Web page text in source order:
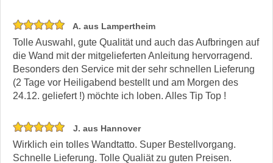
A. aus Lampertheim
Tolle Auswahl, gute Qualität und auch das Aufbringen auf
die Wand mit der mitgelieferten Anleitung hervorragend.
Besonders den Service mit der sehr schnellen Lieferung
(2 Tage vor Heiligabend bestellt und am Morgen des
24.12. geliefert !) möchte ich loben. Alles Tip Top !
J. aus Hannover
Wirklich ein tolles Wandtatto. Super Bestellvorgang.
Schnelle Lieferung. Tolle Qualiät zu guten Preisen.